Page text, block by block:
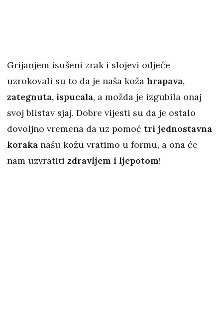
Grijanjem isušeni zrak i slojevi odjeće
uzrokovali su to da je naša koža hrapava,
zategnuta, ispucala, a možda je izgubila onaj
svoj blistav sjaj. Dobre vijesti su da je ostalo
dovoljno vremena da uz pomoć tri jednostavna
koraka našu kožu vratimo u formu, a ona će
nam uzvratiti zdravljem i ljepotom!